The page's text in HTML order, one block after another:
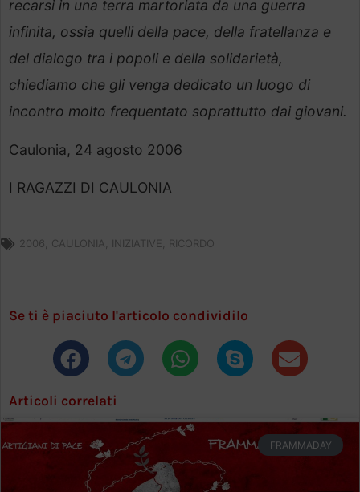
recarsi in una terra martoriata da una guerra
infinita, ossia quelli della pace, della fratellanza e
del dialogo tra i popoli e della solidarietà,
chiediamo che gli venga dedicato un luogo di
incontro molto frequentato soprattutto dai giovani.
Caulonia, 24 agosto 2006
I RAGAZZI DI CAULONIA
2006 CAULONIA INIZIATIVE RICORDO
Se ti è piaciuto l'articolo condividilo
Articoli correlati
FRAMMADAY